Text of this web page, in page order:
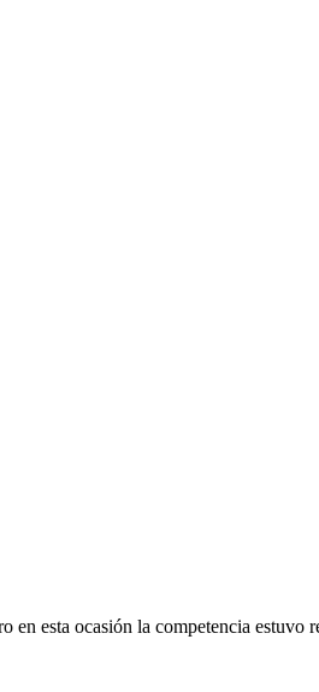
esta ocasión la competencia estuvo